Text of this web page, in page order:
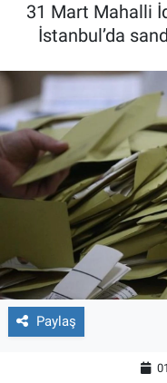
31 Mart Mahalli
İstanbul’da
Paylaş